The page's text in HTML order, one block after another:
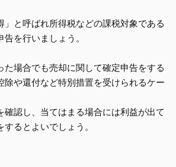
」と呼ばれ所得税などの課税対象である
を行いましょう。
た場合でも売却に関して確定申告をする
除や還付など特別措置を受けられるケー
確認し、当てはまる場合には利益が出て
るとよいでしょう。